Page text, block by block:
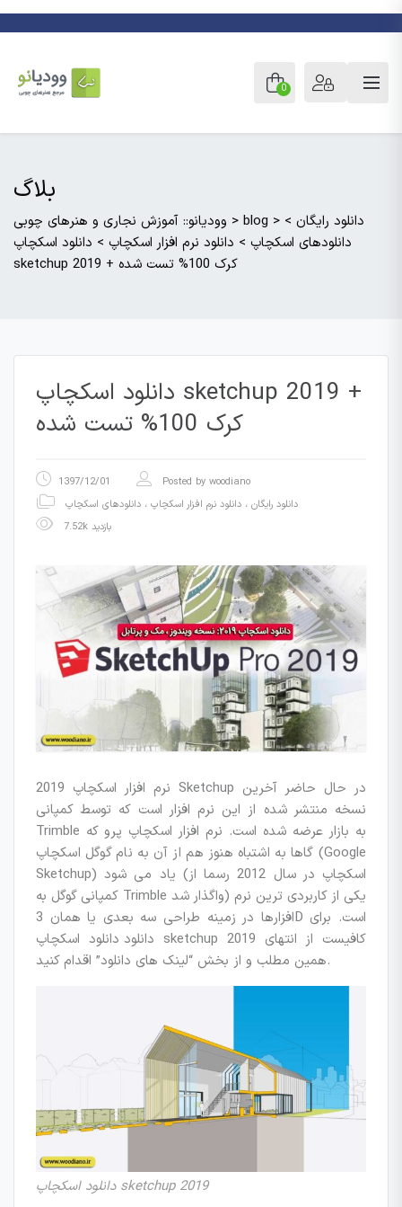
0
بلاگ
وودیانو:: آموزش نجاری و هنرهای چوبی > blog > دانلود رایگان >
دانلودهای اسکچاپ > دانلود نرم افزار اسکچاپ > دانلود اسکچاپ
sketchup 2019 + کرک 100% تست شده
دانلود اسکچاپ sketchup 2019 +
کرک 100% تست شده
1397/12/01 Posted by woodiano
دانلود رایگان ، دانلود نرم افزار اسکچاپ ، دانلودهای اسکچاپ
7.52k بازدید
نرم افزار اسکچاپ 2019 Sketchup در حال حاضر آخرین
نسخه منتشر شده از این نرم افزار است که توسط کمپانی
Trimble به بازار عرضه شده است. نرم افزار اسکچاپ پرو که
گاها به اشتباه هنوز هم از آن به نام گوگل اسکچاپ (Google
Sketchup) یاد می شود (اسکچاپ در سال 2012 رسما از
کمپانی گوگل به Trimble واگذار شد) یکی از کاربردی ترین نرم
افزارها در زمینه طراحی سه بعدی یا همان 3D است. برای
دانلود دانلود اسکچاپ sketchup 2019 کافیست از انتهای
همین مطلب و از بخش “لینک های دانلود” اقدام کنید.
دانلود اسکچاپ sketchup 2019